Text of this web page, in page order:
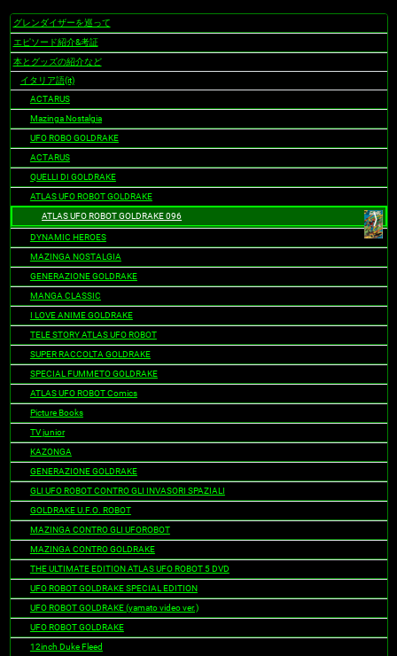
ナ
ビ
ゲ
シ
ョ
ン
グレンダイザーを巡って
エピソード紹介&考証
本とグッズの紹介など
イタリア語(it)
ACTARUS
Mazinga Nostalgia
UFO ROBO GOLDRAKE
ACTARUS
QUELLI DI GOLDRAKE
ATLAS UFO ROBOT GOLDRAKE
ATLAS UFO ROBOT GOLDRAKE 096
DYNAMIC HEROES
MAZINGA NOSTALGIA
GENERAZIONE GOLDRAKE
MANGA CLASSIC
I LOVE ANIME GOLDRAKE
TELE STORY ATLAS UFO ROBOT
SUPER RACCOLTA GOLDRAKE
SPECIAL FUMMETO GOLDRAKE
ATLAS UFO ROBOT Comics
Picture Books
TV junior
KAZONGA
GENERAZIONE GOLDRAKE
GLI UFO ROBOT CONTRO GLI INVASORI SPAZIALI
GOLDRAKE U.F.O. ROBOT
MAZINGA CONTRO GLI UFOROBOT
MAZINGA CONTRO GOLDRAKE
THE ULTIMATE EDITION ATLAS UFO ROBOT 5 DVD
UFO ROBOT GOLDRAKE SPECIAL EDITION
UFO ROBOT GOLDRAKE (yamato video ver.)
UFO ROBOT GOLDRAKE
12inch Duke Fleed